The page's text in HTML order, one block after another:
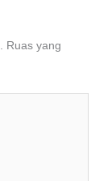
Ruas yang